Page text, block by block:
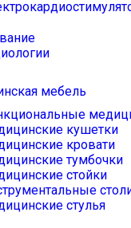
мебель
кушетки
кровати
тумбочки
стойки
стулья